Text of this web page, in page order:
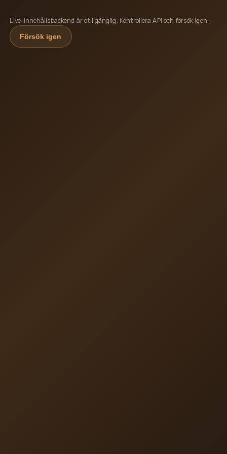
Live-innehållsbackend är otillgänglig. Kontrollera API och försök igen.
Försök igen